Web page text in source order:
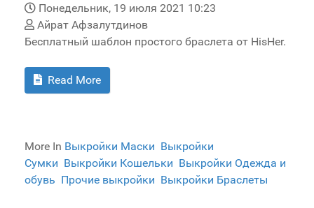
Понедельник, 19 июля 2021 10:23
Айрат Афзалутдинов
Бесплатный шаблон простого браслета от HisHer.
Read More
More In Выкройки Маски Выкройки
Сумки Выкройки Кошельки Выкройки Одежда и
обувь Прочие выкройки Выкройки Браслеты